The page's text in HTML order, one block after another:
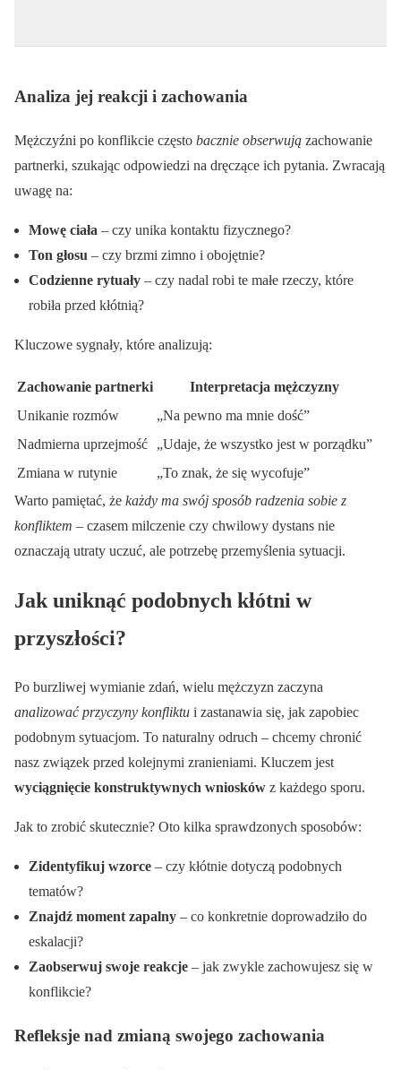
Analiza jej reakcji i zachowania
Mężczyźni po konflikcie często bacznie obserwują zachowanie
partnerki, szukając odpowiedzi na dręczące ich pytania. Zwracają
uwagę na:
Mowę ciała – czy unika kontaktu fizycznego?
Ton głosu – czy brzmi zimno i obojętnie?
Codzienne rytuały – czy nadal robi te małe rzeczy, które
robiła przed kłótnią?
Kluczowe sygnały, które analizują:
Zachowanie partnerki
Interpretacja mężczyzny
Unikanie rozmów
„Na pewno ma mnie dość”
Nadmierna uprzejmość
„Udaje, że wszystko jest w porządku”
Zmiana w rutynie
„To znak, że się wycofuje”
Warto pamiętać, że każdy ma swój sposób radzenia sobie z
konfliktem – czasem milczenie czy chwilowy dystans nie
oznaczają utraty uczuć, ale potrzebę przemyślenia sytuacji.
Jak uniknąć podobnych kłótni w
przyszłości?
Po burzliwej wymianie zdań, wielu mężczyzn zaczyna
analizować przyczyny konfliktu i zastanawia się, jak zapobiec
podobnym sytuacjom. To naturalny odruch – chcemy chronić
nasz związek przed kolejnymi zranieniami. Kluczem jest
wyciągnięcie konstruktywnych wniosków z każdego sporu.
Jak to zrobić skutecznie? Oto kilka sprawdzonych sposobów:
Zidentyfikuj wzorce – czy kłótnie dotyczą podobnych
tematów?
Znajdź moment zapalny – co konkretnie doprowadziło do
eskalacji?
Zaobserwuj swoje reakcje – jak zwykle zachowujesz się w
konflikcie?
Refleksje nad zmianą swojego zachowania